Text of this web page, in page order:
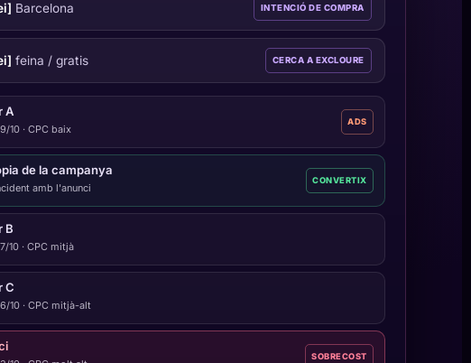
Barcelona INTENCIÓ DE COMPRA
feina / gratis CERCA A EXCLOURE
A
10 · CPC baix
ADS
de la campanya
amb l'anunci
CONVERTIX
B
10 · CPC mitjà
C
10 · CPC mitjà-alt
SOBRECOST